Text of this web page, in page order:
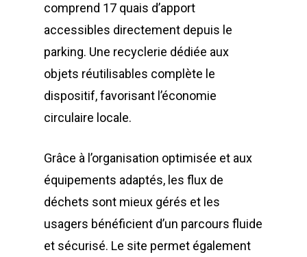
comprend 17 quais d’apport
accessibles directement depuis le
parking. Une recyclerie dédiée aux
objets réutilisables complète le
dispositif, favorisant l’économie
circulaire locale.
Grâce à l’organisation optimisée et aux
équipements adaptés, les flux de
déchets sont mieux gérés et les
usagers bénéficient d’un parcours fluide
et sécurisé. Le site permet également